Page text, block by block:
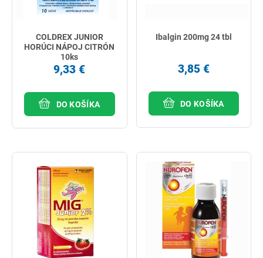
COLDREX JUNIOR
HORÚCI NÁPOJ CITRÓN
10ks
9,33 €
DO KOŠÍKA
Ibalgin 200mg 24 tbl
3,85 €
DO KOŠÍKA